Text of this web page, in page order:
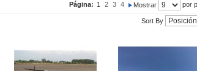
Mostrar por
Página: 1 2 3 4
Sort By